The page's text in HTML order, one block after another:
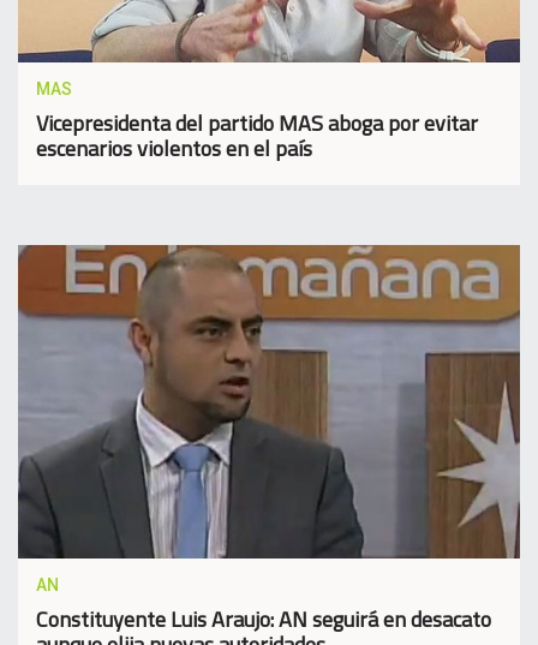
MAS
Vicepresidenta del partido MAS aboga por evitar
escenarios violentos en el país
AN
Constituyente Luis Araujo: AN seguirá en desacato